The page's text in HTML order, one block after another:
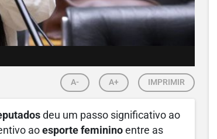
A- A+ IMPRIMIR
deu um passo significativo ao
ao esporte feminino entre as